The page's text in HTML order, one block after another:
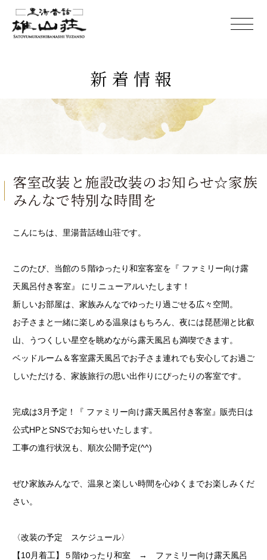
新着情報
客室改装と施設改装のお知らせ☆家族
みんなで特別な時間を
こんにちは、里湯昔話雄山荘です。
このたび、当館の５階ゆったり和室客室を『 ファミリー向け露
天風呂付き客室』
にリニューアルいたします！
新しいお部屋は、家族みんなでゆったり過ごせる広々空間。
お子さまと一緒に楽しめる温泉はもちろん、夜には琵琶湖と比叡
山、うつくしい星空を眺めながら露天風呂も満喫できます。
ベッドルーム＆客室露天風呂でお子さま連れでも安心してお過ご
しいただける、家族旅行の思い出作りにぴったりの客室です。
完成は3月予定！『 ファミリー向け露天風呂付き客室』 販売日は
公式HPとSNSでお知らせいたします。
工事の進行状況も、順次公開予定(^^)
ぜひ家族みんなで、温泉と楽しい時間を心ゆくまでお楽しみくだ
さい。
〈改装の予定 スケジュール〉
【10月着工】５階ゆったり和室 → ファミリー向け露天風呂